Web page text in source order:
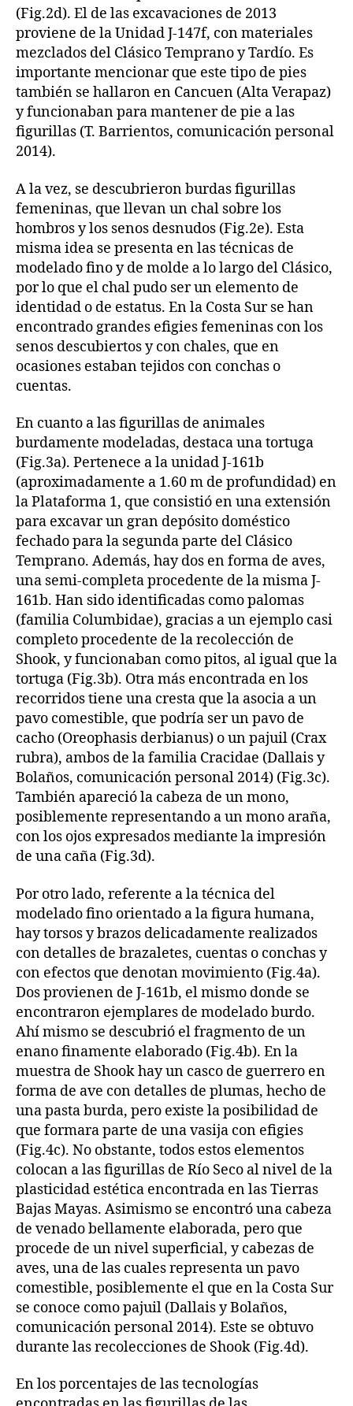
(Fig.2d). El de las excavaciones de 2013
proviene de la Unidad J-147f, con materiales
mezclados del Clásico Temprano y Tardío. Es
importante mencionar que este tipo de pies
también se hallaron en Cancuen (Alta Verapaz)
y funcionaban para mantener de pie a las
figurillas (T. Barrientos, comunicación personal
2014).
A la vez, se descubrieron burdas figurillas
femeninas, que llevan un chal sobre los
hombros y los senos desnudos (Fig.2e). Esta
misma idea se presenta en las técnicas de
modelado fino y de molde a lo largo del Clásico,
por lo que el chal pudo ser un elemento de
identidad o de estatus. En la Costa Sur se han
encontrado grandes efigies femeninas con los
senos descubiertos y con chales, que en
ocasiones estaban tejidos con conchas o
cuentas.
En cuanto a las figurillas de animales
burdamente modeladas, destaca una tortuga
(Fig.3a). Pertenece a la unidad J-161b
(aproximadamente a 1.60 m de profundidad) en
la Plataforma 1, que consistió en una extensión
para excavar un gran depósito doméstico
fechado para la segunda parte del Clásico
Temprano. Además, hay dos en forma de aves,
una semi-completa procedente de la misma J-
161b. Han sido identificadas como palomas
(familia Columbidae), gracias a un ejemplo casi
completo procedente de la recolección de
Shook, y funcionaban como pitos, al igual que la
tortuga (Fig.3b). Otra más encontrada en los
recorridos tiene una cresta que la asocia a un
pavo comestible, que podría ser un pavo de
cacho (Oreophasis derbianus) o un pajuil (Crax
rubra), ambos de la familia Cracidae (Dallais y
Bolaños, comunicación personal 2014) (Fig.3c).
También apareció la cabeza de un mono,
posiblemente representando a un mono araña,
con los ojos expresados mediante la impresión
de una caña (Fig.3d).
Por otro lado, referente a la técnica del
modelado fino orientado a la figura humana,
hay torsos y brazos delicadamente realizados
con detalles de brazaletes, cuentas o conchas y
con efectos que denotan movimiento (Fig.4a).
Dos provienen de J-161b, el mismo donde se
encontraron ejemplares de modelado burdo.
Ahí mismo se descubrió el fragmento de un
enano finamente elaborado (Fig.4b). En la
muestra de Shook hay un casco de guerrero en
forma de ave con detalles de plumas, hecho de
una pasta burda, pero existe la posibilidad de
que formara parte de una vasija con efigies
(Fig.4c). No obstante, todos estos elementos
colocan a las figurillas de Río Seco al nivel de la
plasticidad estética encontrada en las Tierras
Bajas Mayas. Asimismo se encontró una cabeza
de venado bellamente elaborada, pero que
procede de un nivel superficial, y cabezas de
aves, una de las cuales representa un pavo
comestible, posiblemente el que en la Costa Sur
se conoce como pajuil (Dallais y Bolaños,
comunicación personal 2014). Este se obtuvo
durante las recolecciones de Shook (Fig.4d).
En los porcentajes de las tecnologías